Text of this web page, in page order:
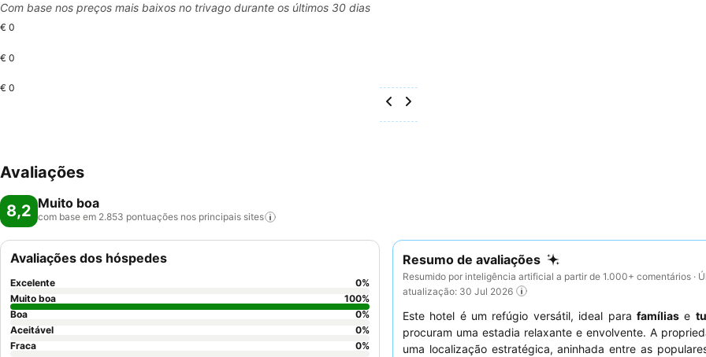
Com base nos preços mais baixos no trivago durante os últimos 30 dias
€ 0
€ 0
€ 0
Avaliações
8,2 Muito boa
com base em 2.853 pontuações nos principais sites
Resumo de avaliações
Resumido por inteligência artificial a partir de 1.000+ comentários ·
atualização: 30 Jul 2026
Este hotel é um refúgio versátil, ideal para famíliase
procuram uma estadia relaxante e envolvente. A
uma localização estratégica, aninhada entre as
Avaliações dos hóspedes
Excelente 0%
Muito boa
100%
Boa
0%
Aceitável
0%
Fraca
0%